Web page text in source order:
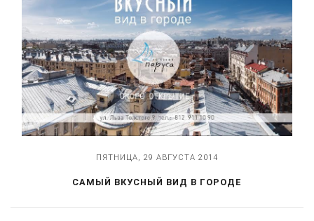
ПЯТНИЦА, 29 АВГУСТА 2014
САМЫЙ ВКУСНЫЙ ВИД В ГОРОДЕ